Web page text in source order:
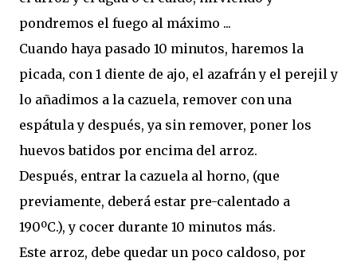
pondremos el fuego al máximo ...
Cuando haya pasado 10 minutos, haremos la
picada, con 1 diente de ajo, el azafrán y el perejil y
lo añadimos a la cazuela, remover con una
espátula y después, ya sin remover, poner los
huevos batidos por encima del arroz.
Después, entrar la cazuela al horno, (que
previamente, deberá estar pre-calentado a
190ºC.), y cocer durante 10 minutos más.
Este arroz, debe quedar un poco caldoso, por